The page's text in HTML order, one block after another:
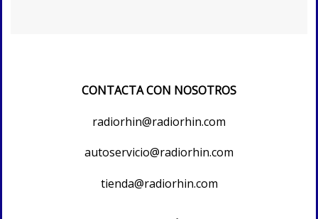
CONTACTA CON NOSOTROS
radiorhin@radiorhin.com
autoservicio@radiorhin.com
tienda@radiorhin.com